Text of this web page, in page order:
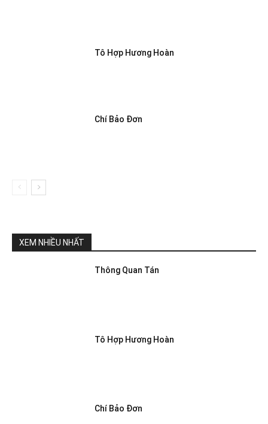
Tô Hợp Hương Hoàn
Chí Bảo Đơn
XEM NHIỀU NHẤT
Thông Quan Tán
Tô Hợp Hương Hoàn
Chí Bảo Đơn